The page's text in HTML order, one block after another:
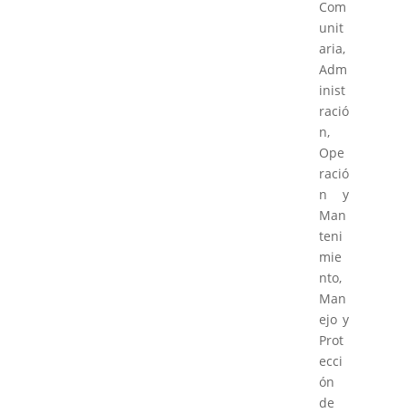
Com
unit
aria,
Adm
inist
ració
n,
Ope
ració
n y
Man
teni
mie
nto,
Man
ejo y
Prot
ecci
ón
de